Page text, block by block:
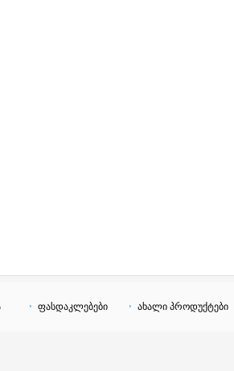
ფასდაკლებები ახალი პროდუქტები